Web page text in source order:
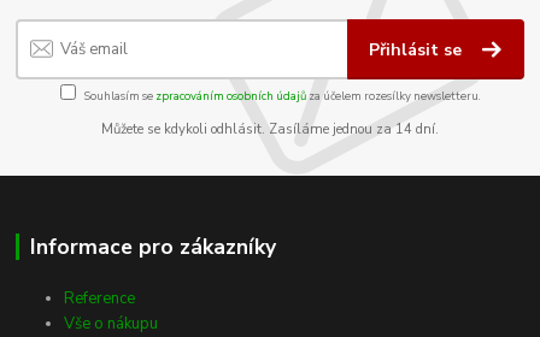
Přihlásit se
Souhlasím se zpracováním osobních údajůza účelem rozesílky newsletteru.
Můžete se kdykoli odhlásit. Zasíláme jednou za 14 dní.
Informace pro zákazníky
Reference
Vše o nákupu